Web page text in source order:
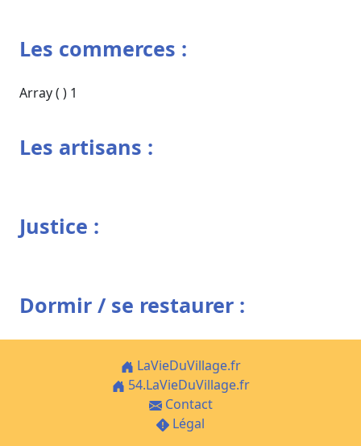
Les commerces :
Array ( ) 1
Les artisans :
Justice :
Dormir / se restaurer :
LaVieDuVillage.fr
54.LaVieDuVillage.fr
Contact
Légal